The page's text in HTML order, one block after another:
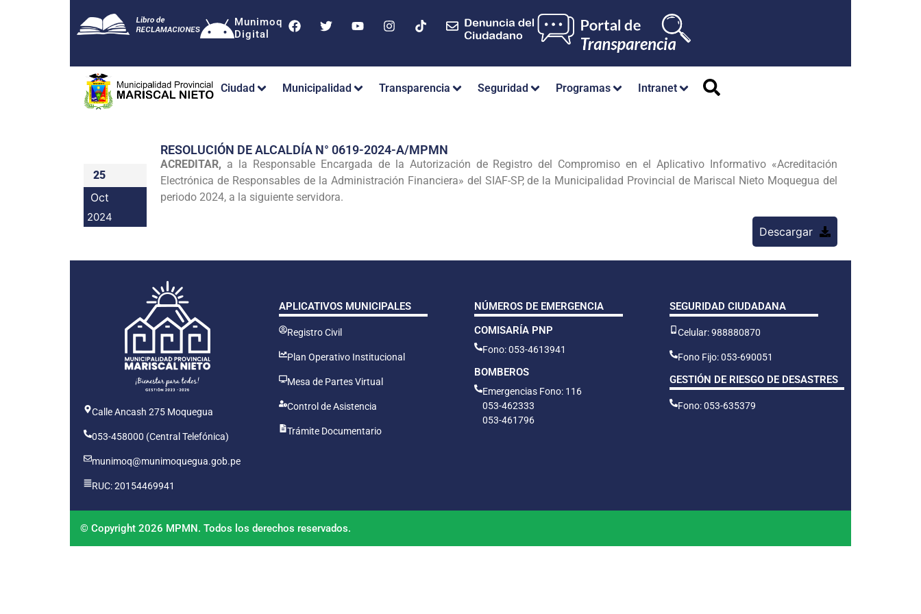
Munimoq
Digital
Ciudad Municipalidad Transparencia Seguridad Programas Intranet
25
Oct
2024
RESOLUCIÓN DE ALCALDÍA N° 0619-2024-A/MPMN
ACREDITAR, a la Responsable Encargada de la Autorización de Registro del Compromiso en el Aplicativo Informativo «Acreditación
Electrónica de Responsables de la Administración Financiera» del SIAF-SP, de la Municipalidad Provincial de Mariscal Nieto Moquegua del
periodo 2024, a la siguiente servidora.
Descargar
Calle Ancash 275 Moquegua
053-458000 (Central Telefónica)
munimoq@munimoquegua.gob.pe
RUC: 20154469941
APLICATIVOS MUNICIPALES
Registro Civil
Plan Operativo Institucional
Mesa de Partes Virtual
Control de Asistencia
Trámite Documentario
NÚMEROS DE EMERGENCIA
COMISARÍA PNP
Fono: 053-4613941
BOMBEROS
Emergencias Fono: 116
053-462333
053-461796
SEGURIDAD CIUDADANA
Celular: 988880870
Fono Fijo: 053-690051
GESTIÓN DE RIESGO DE DESASTRES
Fono: 053-635379
© Copyright 2026 MPMN. Todos los derechos reservados.